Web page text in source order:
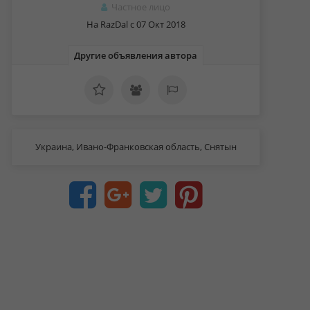
Частное лицо
На RazDal c 07 Окт 2018
Другие объявления автора
Украина, Ивано-Франковская область, Снятын